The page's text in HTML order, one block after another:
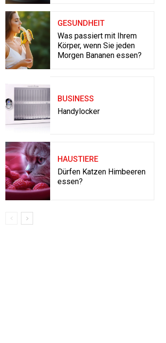
GESUNDHEIT
Was passiert mit Ihrem
Körper, wenn Sie jeden
Morgen Bananen essen?
BUSINESS
Handylocker
HAUSTIERE
Dürfen Katzen Himbeeren
essen?